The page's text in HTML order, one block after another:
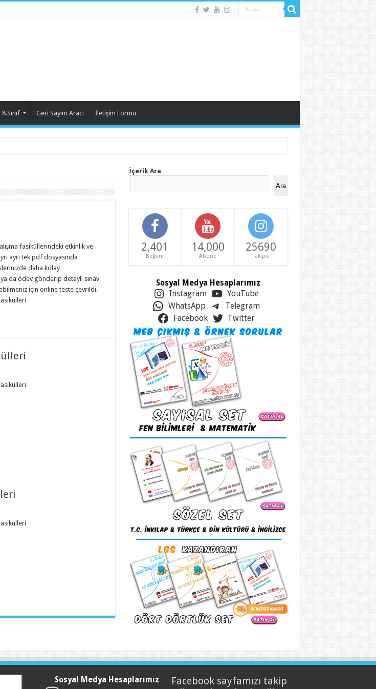
8.Sınıf Geri Sayım Aracı İletişim Formu
fasiküllerindeki etkinlik ve
ayrı tek pdf dosyasında
daha kolay
da ödev gönderip detaylı sınav
için online teste çevrildi.
İçerik Ara
Ara
2,401
Beğeni
14,000
Abone
25690
Takipci
Sosyal Medya Hesaplarımız
Instagram
YouTube
WhatsApp
Telegram
Facebook
Twitter
Sosyal Medya Hesaplarımız
Facebook sayfamızı takip